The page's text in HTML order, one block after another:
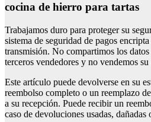
cocina de hierro para tartas
Trabajamos duro para proteger su
sistema de seguridad de pagos
transmisión. No compartimos los
terceros vendedores y no vendemos
Este artículo puede devolverse en su
reembolso completo o un reemplazo
a su recepción. Puede recibir un
caso de devoluciones usadas,